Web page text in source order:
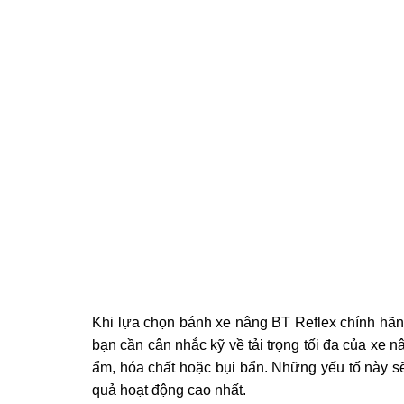
Khi lựa chọn bánh xe nâng BT Reflex chính
bạn cần cân nhắc kỹ về tải trọng tối đa của xe
ẩm, hóa chất hoặc bụi bẩn. Những yếu tố này
quả hoạt động cao nhất.